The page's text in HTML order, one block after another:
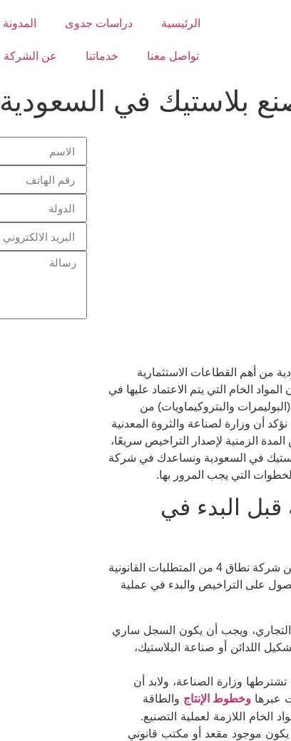
الرئيسية دراسات جدوى المدونة
تواصل معنا خدماتنا عن الشركة
بلاستيك في السعودية
من أهم القطاعات الاستثمارية
الخام التي يتم الاعتماد عليها في
والبتروكيماويات) من
أن وزارة لصناعة والثروة المعدنية
الزمنية لإصدار التراخيص سريعًا،
في السعودية ونساعدك في شركة
التي يجب المرور بها.
قبل البدء في
قبل الدخول في المنصات الحكومية نحدد لك من شركة نطاق 4 من المتطلبات القانونية
على التراخيص والبدء في عملية
ويجب أن يكون السجل ساري
اللدائن أو صناعة البلاستيك،
تشترطها وزارة الصناعة، ولابد أن
عبرها وخطوط الإنتاج والطاقة
الخام اللازمة لعملية التصنيع.
موجود مقعد أو مكتب قانوني